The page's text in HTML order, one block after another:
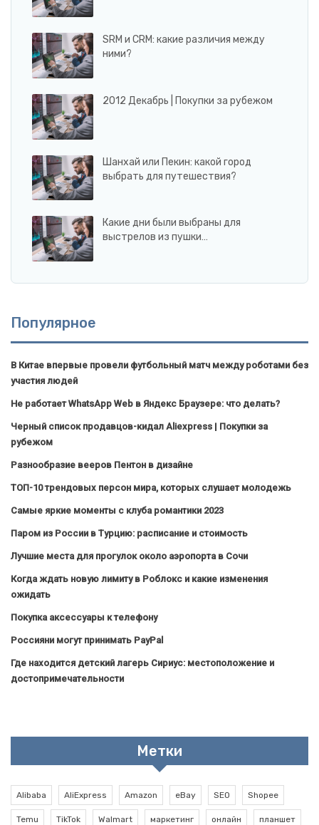
SRM и CRM: какие различия между
ними?
2012 Декабрь | Покупки за рубежом
Шанхай или Пекин: какой город
выбрать для путешествия?
Какие дни были выбраны для
выстрелов из пушки…
Популярное
В Китае впервые провели футбольный матч между роботами без
участия людей
Не работает WhatsApp Web в Яндекс Браузере: что делать?
Черный список продавцов-кидал Aliexpress | Покупки за
рубежом
Разнообразие вееров Пентон в дизайне
ТОП-10 трендовых персон мира, которых слушает молодежь
Самые яркие моменты с клуба романтики 2023
Паром из России в Турцию: расписание и стоимость
Лучшие места для прогулок около аэропорта в Сочи
Когда ждать новую лимиту в Роблокс и какие изменения
ожидать
Покупка аксессуары к телефону
Россияни могут принимать PayPal
Где находится детский лагерь Сириус: местоположение и
достопримечательности
Метки
Alibaba AliExpress Amazon eBay SEO Shopee
Temu TikTok Walmart маркетинг онлайн планшет